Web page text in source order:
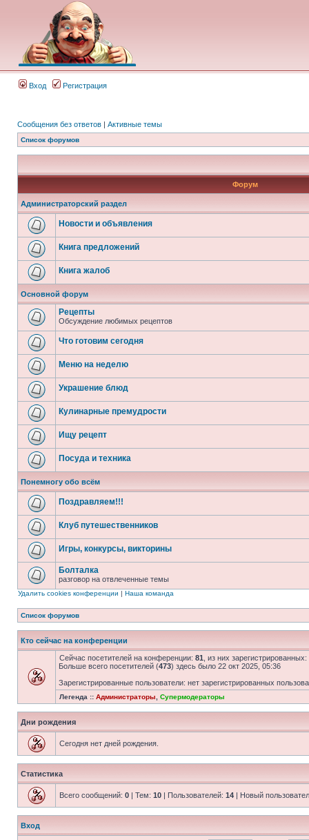
Вход Регистрация
Сообщения без ответов | Активные темы
Список форумов
Форум
Администраторский раздел
Новости и объявления
Книга предложений
Книга жалоб
Основной форум
Рецепты
Обсуждение любимых рецептов
Что готовим сегодня
Меню на неделю
Украшение блюд
Кулинарные премудрости
Ищу рецепт
Посуда и техника
Понемногу обо всём
Поздравляем!!!
Клуб путешественников
Игры, конкурсы, викторины
Болталка
разговор на отвлеченные темы
Удалить cookies конференции | Наша команда
Список форумов
Кто сейчас на конференции
Сейчас посетителей на конференции: 81 , из них
Больше всего посетителей (473) здесь было 22 окт 2025, 05:36
Зарегистрированные пользователи: нет зарегистрированных
Легенда :: Администраторы Супермодераторы
Дни рождения
Сегодня нет дней рождения.
Статистика
Всего сообщений: 0 | Тем: 10 | Пользователей: 14 | Новый
Вход